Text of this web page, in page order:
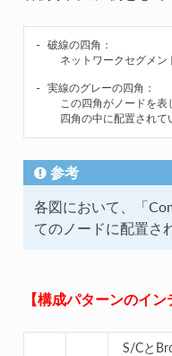
- 破線の四角：
ネットワークセグメン
- 実線のグレーの四角：
この四角がノードを表
参考
各図において、「
てのノードに配置さ
【構成パターンのイン
S/Cと